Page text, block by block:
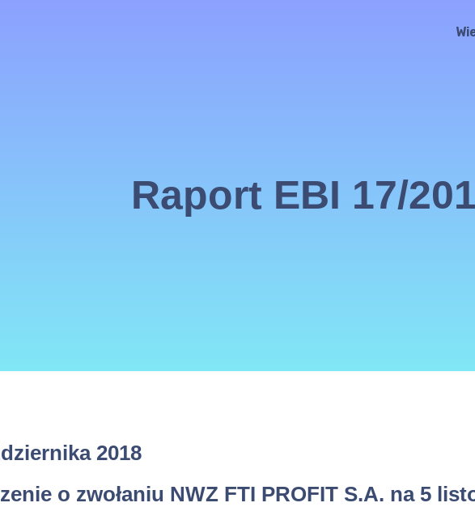
Raport EBI 17/
2018
o zwołaniu NWZ FTI PROFIT S.A. na 5